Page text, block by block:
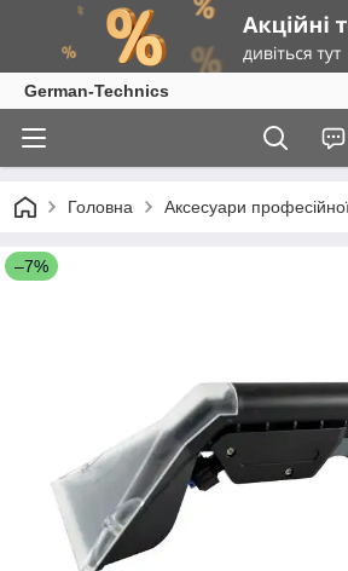
German-Technics
Головна Аксесуари
–7%